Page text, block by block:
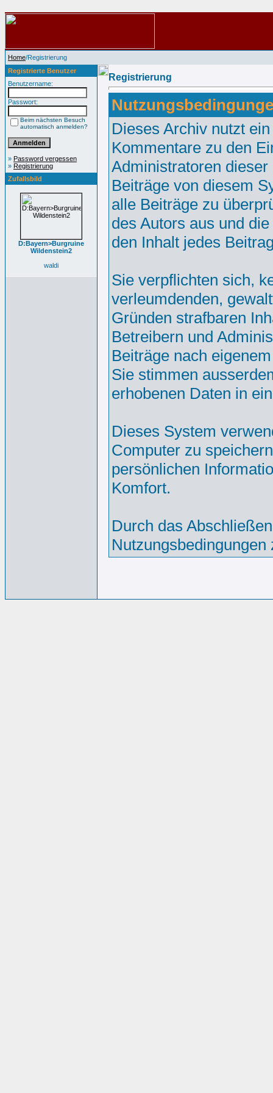
Home/Registrierung
Registrierte Benutzer
Benutzername:
Passwort:
Beim nächsten Besuch
automatisch anmelden?
» Password vergessen
» Registrierung
Zufallsbild
D:Bayern>Burgruine
Wildenstein2
waldi
Registrierung
Dieses Archiv nutzt
Kommentare zu den
Administratoren
Beiträge von diesem
alle Beiträge zu
des Autors aus und
den Inhalt jedes
Sie verpflichten sich,
verleumdenden,
Gründen strafbaren
Betreibern und
Beiträge nach
Sie stimmen
erhobenen Daten in
Dieses System
Computer zu
persönlichen
Komfort.
Durch das
Nutzungsbedingungen